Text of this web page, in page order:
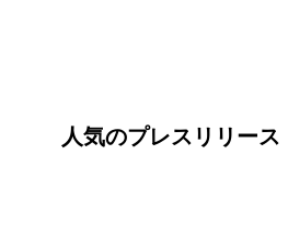
人気のプレスリリース